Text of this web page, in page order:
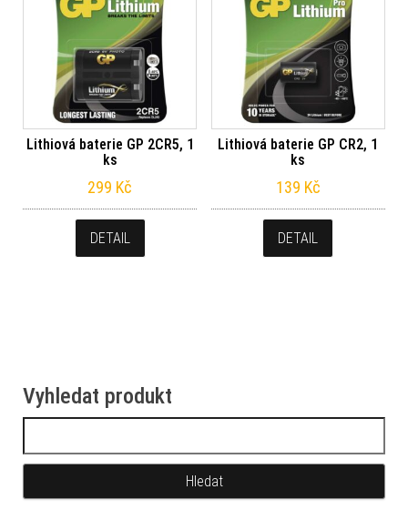
Lithiová baterie GP 2CR5, 1
ks
299 Kč
DETAIL
Lithiová baterie GP CR2, 1
ks
139 Kč
DETAIL
Vyhledat produkt